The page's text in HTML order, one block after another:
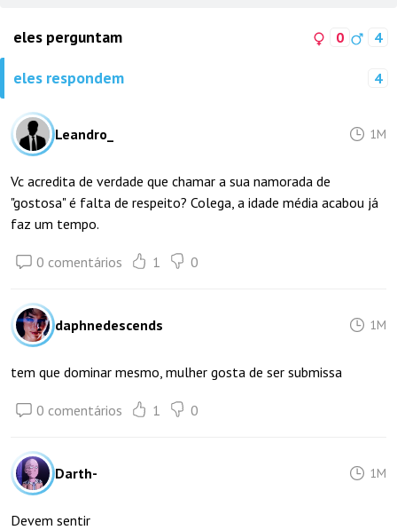
eles perguntam 0 4
eles respondem 4
Leandro_ 1M
Vc acredita de verdade que chamar a sua namorada de
"gostosa" é falta de respeito? Colega, a idade média acabou já
faz um tempo.
0 comentários 1 0
daphnedescends 1M
tem que dominar mesmo, mulher gosta de ser submissa
0 comentários 1 0
Darth- 1M
Devem sentir